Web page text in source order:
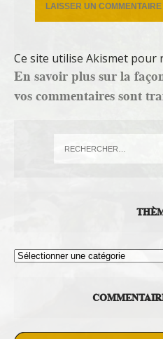
Ce site utilise Akismet pour
En savoir plus sur la
vos commentaires sont
Thèmes